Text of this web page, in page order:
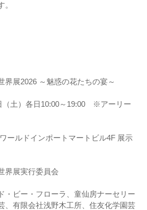
界展2026 ～魅惑の花たちの宴～
（土）各日10:00～19:00 ※アーリー
ールドインポートマートビル4F 展示
界展実行委員会
・ビー・フローラ、童仙房ナーセリー
、有限会社浅野木工所、住友化学園芸